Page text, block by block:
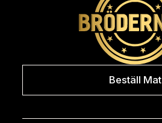
Beställ Mat